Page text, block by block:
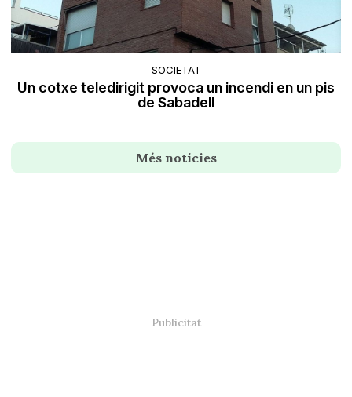
SOCIETAT
Un cotxe teledirigit provoca un incendi en un pis
de Sabadell
Més notícies